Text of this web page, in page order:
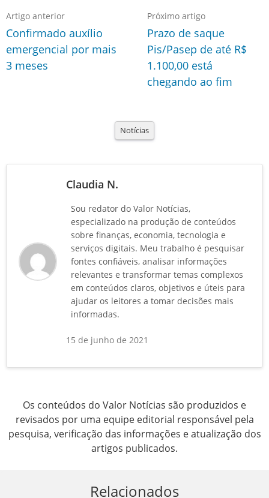
Artigo anterior
Confirmado auxílio
emergencial por mais
3 meses
Próximo artigo
Prazo de saque
Pis/Pasep de até R$
1.100,00 está
chegando ao fim
Notícias
Claudia N.
Sou redator do Valor Notícias,
especializado na produção de conteúdos
sobre finanças, economia, tecnologia e
serviços digitais. Meu trabalho é pesquisar
fontes confiáveis, analisar informações
relevantes e transformar temas complexos
em conteúdos claros, objetivos e úteis para
ajudar os leitores a tomar decisões mais
informadas.
15 de junho de 2021
Os conteúdos do Valor Notícias são produzidos e
revisados por uma equipe editorial responsável pela
pesquisa, verificação das informações e atualização dos
artigos publicados.
Relacionados